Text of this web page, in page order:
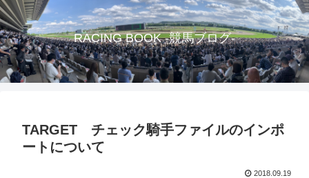
RACING BOOK -競馬ブログ-
TARGET チェック騎手ファイルのインポ
ートについて
2018.09.19